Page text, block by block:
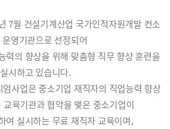
7월 건설기계산업 국가인적자원개발 컨소
운영기관으로 선정되어
력의 향상을 위해 맞춤형 직무 향상 훈련을
실시하고 있습니다.
사업은 중소기업 재직자의 직업능력 향상
육기관과 협약을 맺은 중소기업이
여 실시하는 무료 재직자 교육이며,